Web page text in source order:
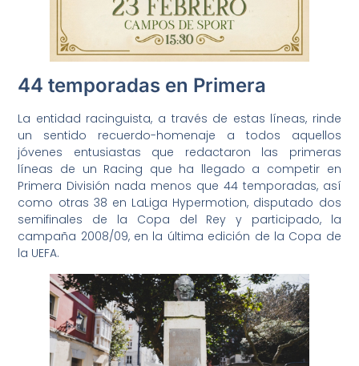
44 temporadas en Primera
La entidad racinguista, a través de estas líneas, rinde
un sentido recuerdo-homenaje a todos aquellos
jóvenes entusiastas que redactaron las primeras
líneas de un Racing que ha llegado a competir en
Primera División nada menos que 44 temporadas, así
como otras 38 en LaLiga Hypermotion, disputado dos
semifinales de la Copa del Rey y participado, la
campaña 2008/09, en la última edición de la Copa de
la UEFA.